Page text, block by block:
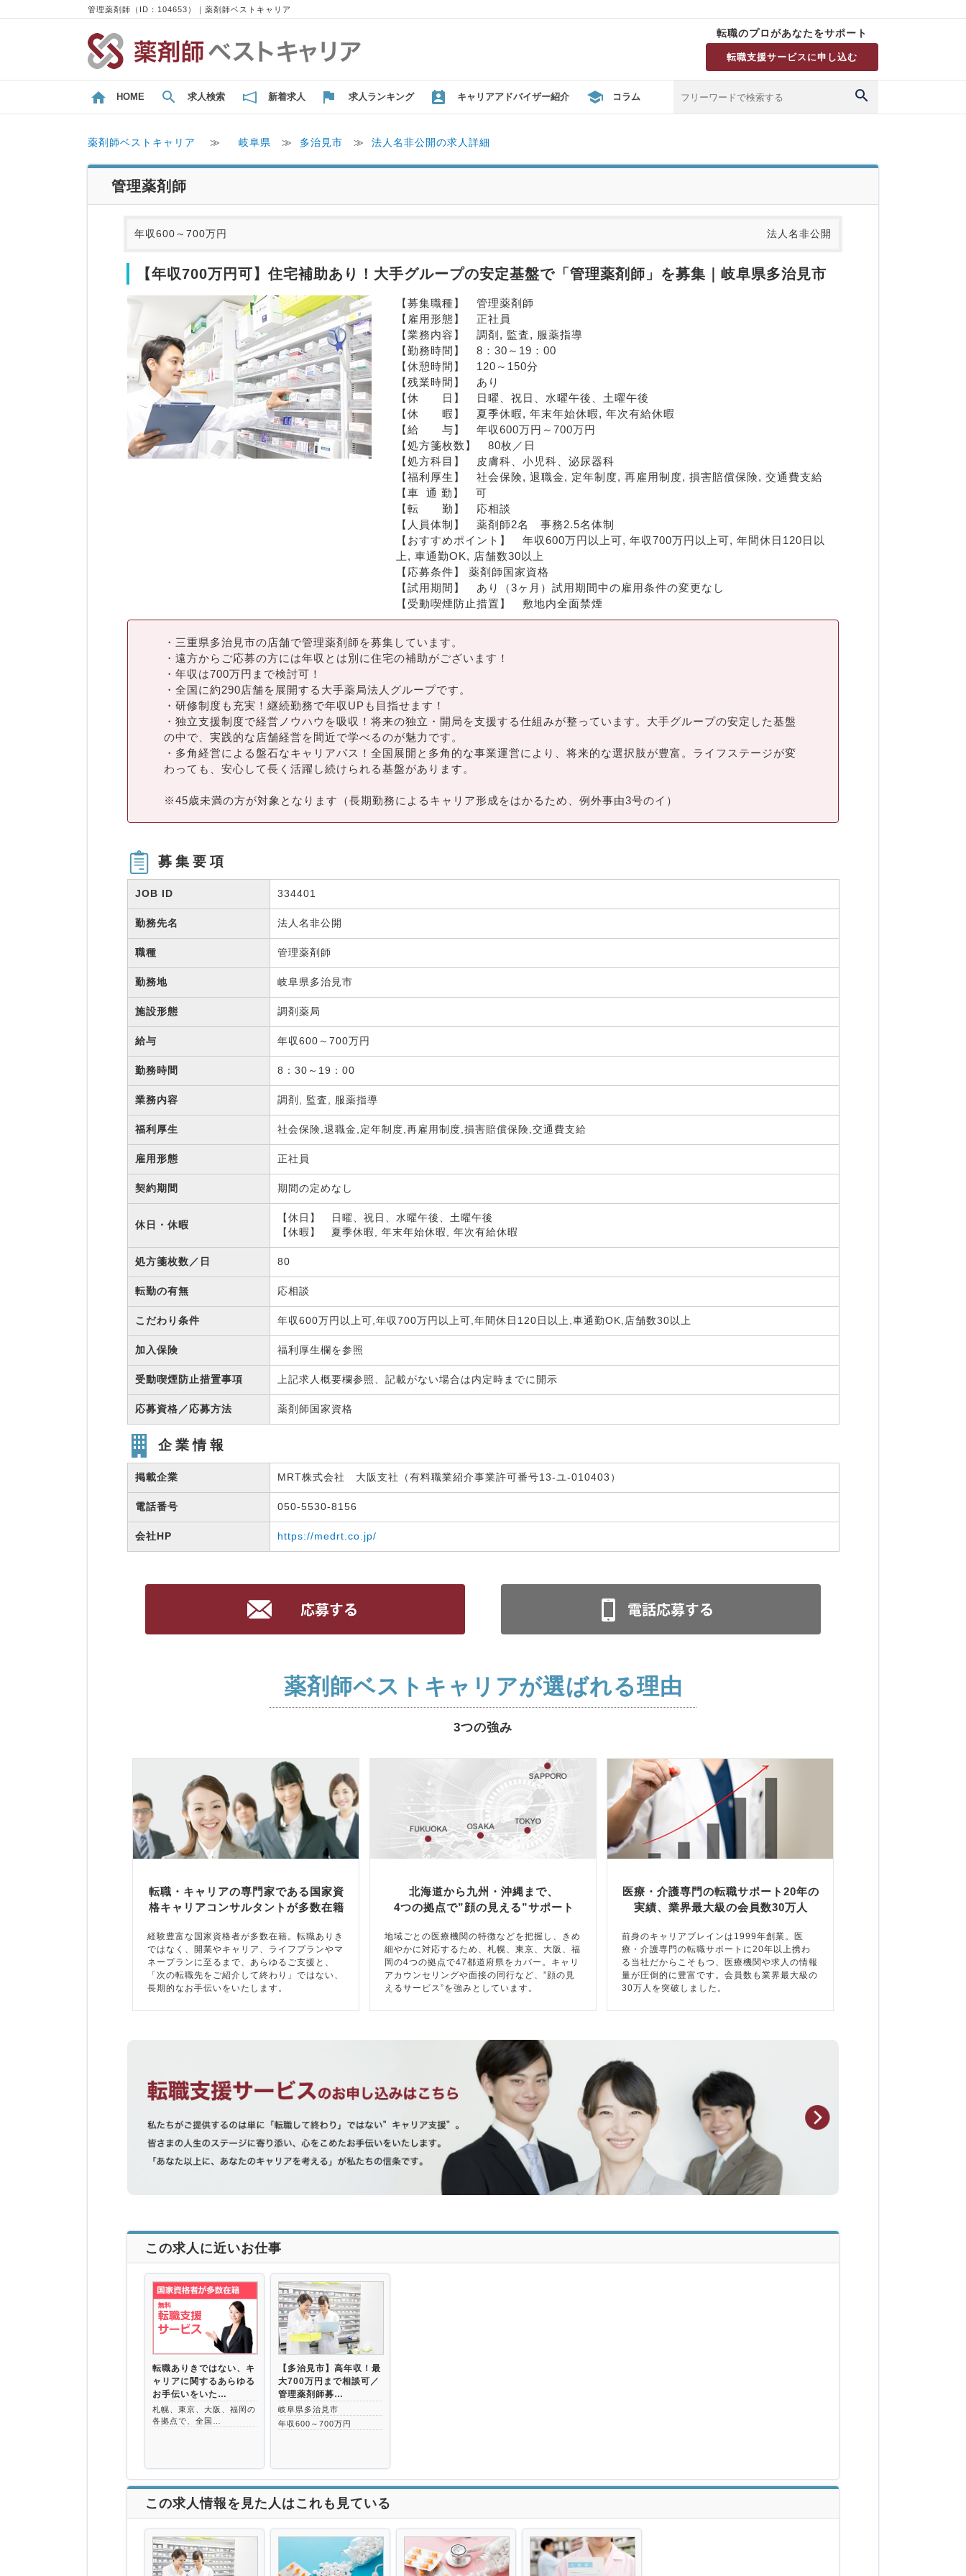
管理薬剤師（ID：104653）｜薬剤師ベストキャリア
転職のプロがあなたをサポート
転職支援サービスに申し込む
HOME 求人検索 新着求人 求人ランキング キャリアアドバイザー紹介 コラム
薬剤師ベストキャリア ≫ 岐阜県 ≫ 多治見市 ≫ 法人名非公開の求人詳細
管理薬剤師
年収600～700万円 法人名非公開
【年収700万円可】住宅補助あり！大手グループの安定基盤で「管理薬剤師」を募集｜岐阜県多治見市
【募集職種】　管理薬剤師
【雇用形態】　正社員
【業務内容】　調剤, 監査, 服薬指導
【勤務時間】　8：30～19：00
【休憩時間】　120～150分
【残業時間】　あり
【休　　日】　日曜、祝日、水曜午後、土曜午後
【休　　暇】　夏季休暇, 年末年始休暇, 年次有給休暇
【給　　与】　年収600万円～700万円
【処方箋枚数】　80枚／日
【処方科目】　皮膚科、小児科、泌尿器科
【福利厚生】　社会保険, 退職金, 定年制度, 再雇用制度, 損害賠償保険, 交通費支給
【車  通 勤】　可
【転　　勤】　応相談
【人員体制】　薬剤師2名　事務2.5名体制
【おすすめポイント】　年収600万円以上可, 年収700万円以上可, 年間休日120日以
上, 車通勤OK, 店舗数30以上
【応募条件】 薬剤師国家資格
【試用期間】　あり（3ヶ月）試用期間中の雇用条件の変更なし
【受動喫煙防止措置】　敷地内全面禁煙
・三重県多治見市の店舗で管理薬剤師を募集しています。
・遠方からご応募の方には年収とは別に住宅の補助がございます！
・年収は700万円まで検討可！
・全国に約290店舗を展開する大手薬局法人グループです。
・研修制度も充実！継続勤務で年収UPも目指せます！
・独立支援制度で経営ノウハウを吸収！将来の独立・開局を支援する仕組みが整っています。大手グループの安定した基盤
の中で、実践的な店舗経営を間近で学べるのが魅力です。
・多角経営による盤石なキャリアパス！全国展開と多角的な事業運営により、将来的な選択肢が豊富。ライフステージが変
わっても、安心して長く活躍し続けられる基盤があります。
※45歳未満の方が対象となります（長期勤務によるキャリア形成をはかるため、例外事由3号のイ）
募集要項
JOB ID 334401
勤務先名 法人名非公開
職種 管理薬剤師
勤務地 岐阜県多治見市
施設形態 調剤薬局
給与 年収600～700万円
勤務時間 8：30～19：00
業務内容 調剤, 監査, 服薬指導
福利厚生 社会保険,退職金,定年制度,再雇用制度,損害賠償保険,交通費支給
雇用形態 正社員
契約期間 期間の定めなし
休日・休暇
【休日】 日曜、祝日、水曜午後、土曜午後
【休暇】 夏季休暇, 年末年始休暇, 年次有給休暇
処方箋枚数／日 80
転勤の有無 応相談
こだわり条件 年収600万円以上可,年収700万円以上可,年間休日120日以上,車通勤OK,店舗数30以上
加入保険 福利厚生欄を参照
受動喫煙防止措置事項 上記求人概要欄参照、記載がない場合は内定時までに開示
応募資格／応募方法 薬剤師国家資格
企業情報
掲載企業 MRT株式会社 大阪支社（有料職業紹介事業許可番号13-ユ-010403）
電話番号 050-5530-8156
会社HP https://medrt.co.jp/
薬剤師ベストキャリアが選ばれる理由
3つの強み
転職・キャリアの専門家である国家資
格キャリアコンサルタントが多数在籍
経験豊富な国家資格者が多数在籍。転職ありき
ではなく、開業やキャリア、ライフプランやマ
ネープランに至るまで、あらゆるご支援と、
「次の転職先をご紹介して終わり」ではない、
長期的なお手伝いをいたします。
北海道から九州・沖縄まで、
4つの拠点で”顔の見える”サポート
地域ごとの医療機関の特徴などを把握し、きめ
細やかに対応するため、札幌、東京、大阪、福
岡の4つの拠点で47都道府県をカバー。キャリ
アカウンセリングや面接の同行など、”顔の見
えるサービス”を強みとしています。
医療・介護専門の転職サポート20年の
実績、業界最大級の会員数30万人
前身のキャリアブレインは1999年創業。医
療・介護専門の転職サポートに20年以上携わ
る当社だからこそもつ、医療機関や求人の情報
量が圧倒的に豊富です。会員数も業界最大級の
30万人を突破しました。
この求人に近いお仕事
転職ありきではない、キ
ャリアに関するあらゆる
お手伝いをいた…
札幌、東京、大阪、福岡の
各拠点で、全国…
【多治見市】高年収！最
大700万円まで相談可／
管理薬剤師募…
岐阜県多治見市
年収600～700万円
この求人情報を見た人はこれも見ている